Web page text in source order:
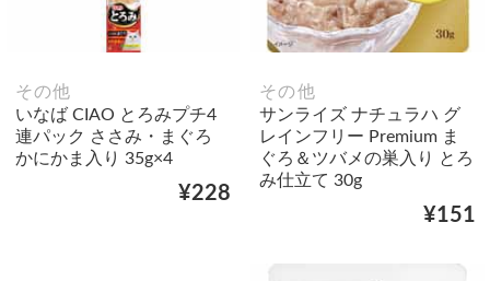
その他
いなば CIAO とろみプチ4
連パック ささみ・まぐろ
かにかま入り 35g×4
¥228
その他
サンライズ ナチュラハ グ
レインフリー Premium ま
ぐろ＆ツバメの巣入り とろ
み仕立て 30g
¥151